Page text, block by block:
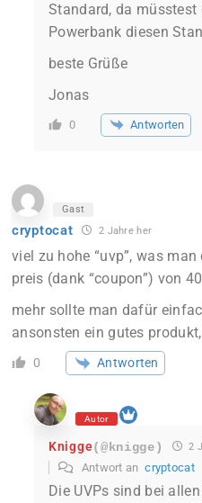
Standard, da müsstest
Powerbank diesen
beste Grüße
Jonas
0 Antworten
Gast
cryptocat 2 Jahre her
viel zu hohe “uvp”, was
preis (dank “coupon”) von
mehr sollte man dafür
ansonsten ein gutes
0 Antworten
Autor
Knigge(@knigge) 2
Antwort ancryptocat
Die UVPs sind bei